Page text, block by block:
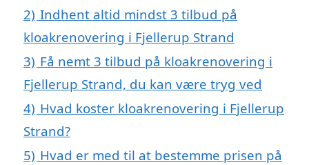
2) Indhent altid mindst 3 tilbud på
kloakrenovering i Fjellerup Strand
3) Få nemt 3 tilbud på kloakrenovering i
Fjellerup Strand, du kan være tryg ved
4) Hvad koster kloakrenovering i Fjellerup
Strand?
5) Hvad er med til at bestemme prisen på